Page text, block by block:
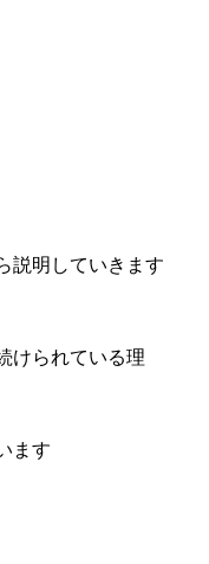
説明していきます
けられている理
ます